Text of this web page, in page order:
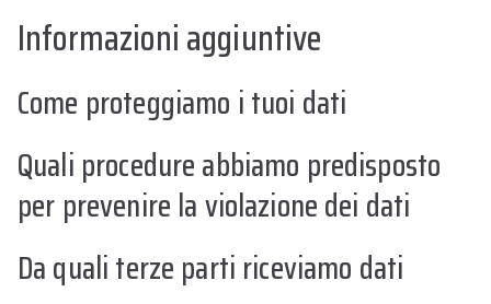
Informazioni aggiuntive
Come proteggiamo i tuoi dati
Quali procedure abbiamo predisposto
per prevenire la violazione dei dati
Da quali terze parti riceviamo dati